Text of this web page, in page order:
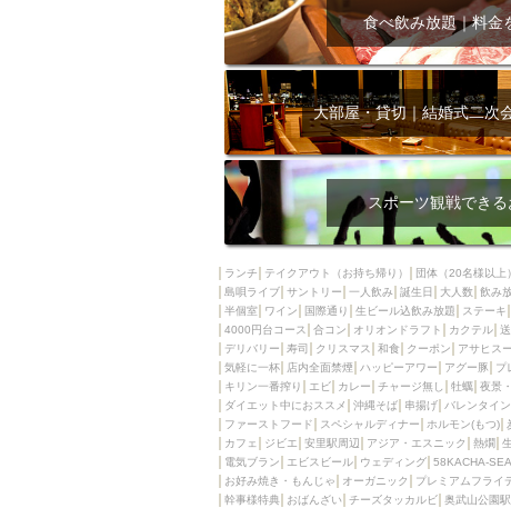
飲み放題付きコース
キリン一番搾り
エ
アレルギー対応可能
ダイエット中におスス
ソファー
激辛料理
ファーストフード
スクリーン
スペイ
カニ
カフェ ジ
ホッピー
焼肉
マイク
サッポロ
市立病院前駅周辺
綺麗orお洒落なトイレ
クラフトビール
鉄
壺川駅周辺
秋限
ラクレット
赤嶺駅
食べ飲み放題｜料金
大部屋・貸切｜結婚式二次
スポーツ観戦できる
ランチ テイクアウト（お持ち帰り） 団体（20名様以上）
島唄ライブ サントリー 一人飲み 誕生日 大人数 飲み
半個室
ワイン 国際通り 生ビール込飲み放題 ステーキ
4000円台コース
合コン オリオンドラフト カクテル
デリバリー
寿司 クリスマス 和食 クーポン アサヒス
気軽に一杯
店内全面禁煙 ハッピーアワー アグー豚 プ
キリン一番搾り
エビ カレー チャージ無し 牡蠣 夜景
ダイエット中におススメ
沖縄そば 串揚げ バレンタイン
ファーストフード
スペシャルディナー ホルモン(もつ)
カフェ
ジビエ 安里駅周辺 アジア・エスニック 熱燗
電気ブラン
エビスビール ウェディング 58KACHA-SEA
お好み焼き・もんじゃ
オーガニック プレミアムフライ
幹事様特典
おばんざい チーズタッカルビ 奥武山公園